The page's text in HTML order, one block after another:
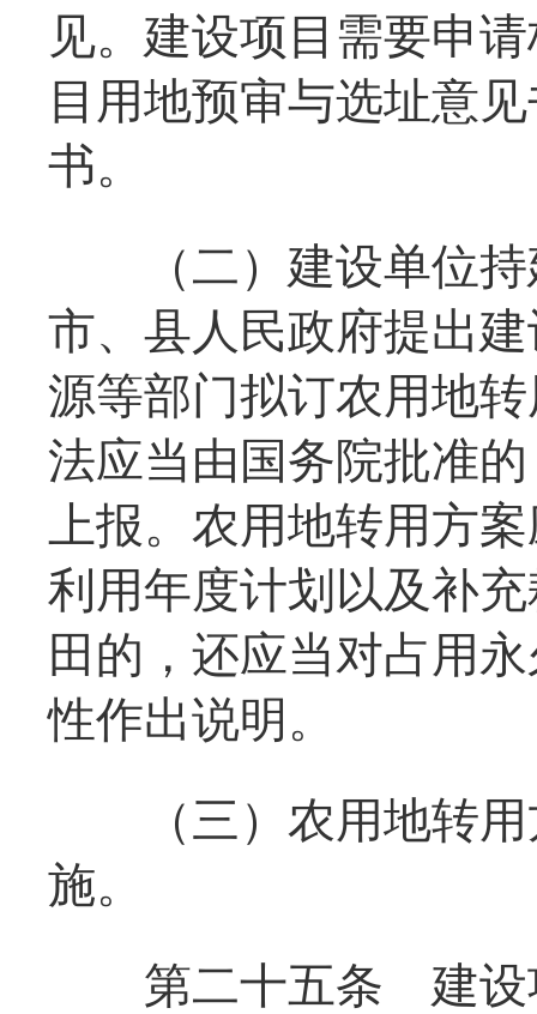
见。建设项目需要申
目用地预审与选址意
书。
（二）建设单位持
市、县人民政府提出
源等部门拟订农用地
法应当由国务院批准
上报。农用地转用方
利用年度计划以及补
田的，还应当对占用
性作出说明。
（三）农用地转用
施。
第二十五条 建设